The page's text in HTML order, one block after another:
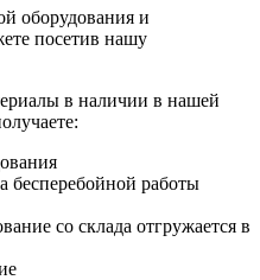
оборудования и
посетив нашу
в наличии в нашей
бесперебойной работы
со склада отгружается в